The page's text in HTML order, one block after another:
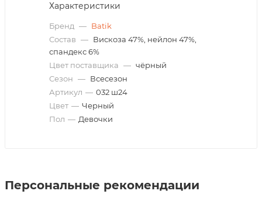
Характеристики
Бренд — Batik
Состав — Вискоза 47%, нейлон 47%,
спандекс 6%
Цвет поставщика — чёрный
Сезон — Всесезон
Артикул — 032 ш24
Цвет — Черный
Пол — Девочки
Персональные рекомендации